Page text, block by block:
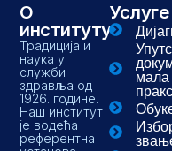
О
институту
Традиција и
наука у
служби
здравља од
1926. године.
Наш институт
је водећа
референтна
Услуге
мала